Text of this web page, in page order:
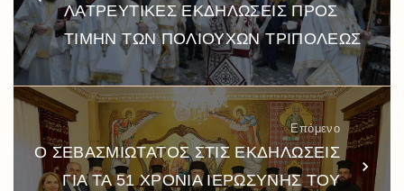
ΛΑΤΡΕΥΤΙΚΕΣ ΕΚΔΗΛΩΣΕΙΣ ΠΡΟΣ
ΤΙΜΗΝ ΤΩΝ ΠΟΛΙΟΥΧΩΝ ΤΡΙΠΟΛΕΩΣ
Επόμενο
Ο ΣΕΒΑΣΜΙΩΤΑΤΟΣ ΣΤΙΣ ΕΚΔΗΛΩΣΕΙΣ
ΓΙΑ ΤΑ 51 ΧΡΟΝΙΑ ΙΕΡΩΣΥΝΗΣ ΤΟΥ